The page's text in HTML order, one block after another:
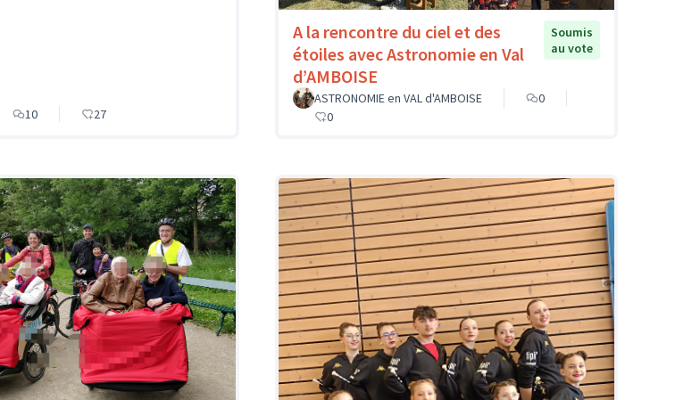
10 27
A la rencontre du ciel et des
étoiles avec Astronomie en Val
d’AMBOISE
Soumis
au vote
ASTRONOMIE en VAL d'AMBOISE
0
0